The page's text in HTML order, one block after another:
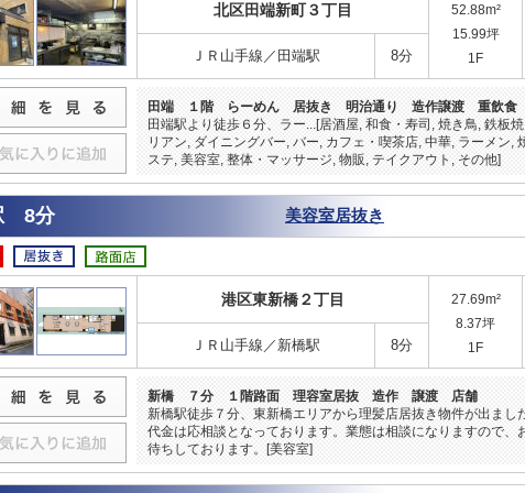
北区田端新町３丁目
52.88m²
15.99坪
1F
ＪＲ山手線／田端駅 8分
田端 １階 らーめん 居抜き 明治通り 造作譲渡 重飲
田端駅より徒歩６分、ラー...[居酒屋, 和食・寿司, 焼き鳥, 鉄板
リアン, ダイニングバー, バー, カフェ・喫茶店, 中華, ラーメン,
ステ, 美容室, 整体・マッサージ, 物販, テイクアウト, その他]
8分 美容室居抜き
港区東新橋２丁目
27.69m²
8.37坪
1F
ＪＲ山手線／新橋駅 8分
新橋 ７分 １階路面 理容室居抜 造作 譲渡 店舗
新橋駅徒歩７分、東新橋エリアから理髪店居抜き物件が出ま
代金は応相談となっております。業態は相談になりますので、
待ちしております。[美容室]